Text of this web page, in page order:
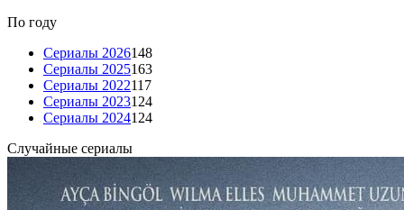
По году
Сериалы 2026148
Сериалы 2025163
Сериалы 2022117
Сериалы 2023124
Сериалы 2024124
Случайные сериалы